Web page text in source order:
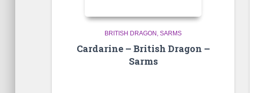
BRITISH DRAGON SARMS
Cardarine – British Dragon –
Sarms